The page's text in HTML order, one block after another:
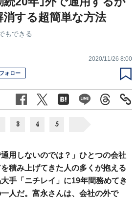
消する超簡単な方法
もできる
2020/11/26 8:00
ォロー
3 4 5
通用しないのでは？」ひとつの会社
積み上げてきた人の多くが抱える
手「ニチレイ」に19年間務めてき
人だ。富永さんは、会社の外で